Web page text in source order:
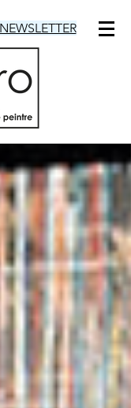
NEWSLETTER